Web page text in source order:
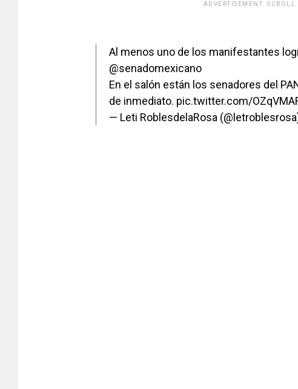
ADVERTISEMENT.
Al menos uno de los manifestantes
@senadomexicano
En el salón están los senadores del
de inmediato. pic.twitter.com/
— Leti RoblesdelaRosa